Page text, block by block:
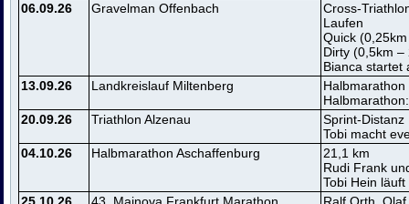
06.09.26
Gravelman Offenbach
Cross-
Laufen
Quick
Dirty (0,5km
Bianca startet
13.09.26
Landkreislauf Miltenberg
20.09.26
Triathlon Alzenau
Sprint-Distanz
Tobi macht
04.10.26
Halbmarathon Aschaffenburg
21,1 km
Rudi Frank
Tobi Hein